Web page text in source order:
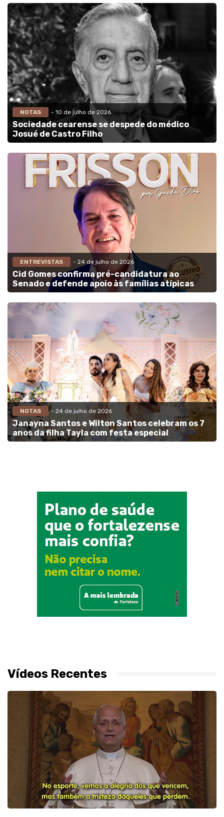
NOTAS - 10 de julho de 2026
Sociedade cearense se despede do médico
Josué de Castro Filho
ENTREVISTAS - 24 de julho de 2026
Cid Gomes confirma pré-candidatura ao
Senado e defende apoio às famílias atípicas
NOTAS - 24 de julho de 2026
Janayna Santos e Wilton Santos celebram os 7
anos da filha Tayla com festa especial
Vídeos Recentes